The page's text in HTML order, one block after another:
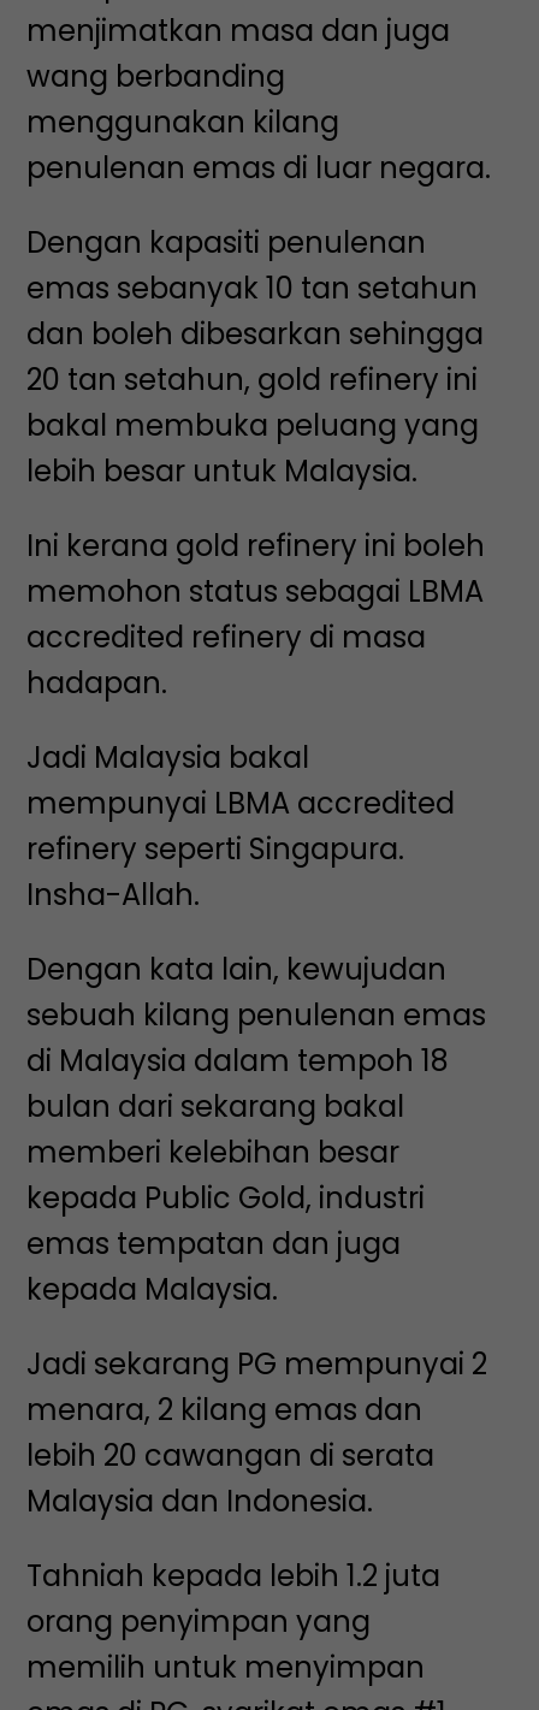
menjimatkan masa dan juga
wang berbanding
menggunakan kilang
penulenan emas di luar negara.
Dengan kapasiti penulenan
emas sebanyak 10 tan setahun
dan boleh dibesarkan sehingga
20 tan setahun, gold refinery ini
bakal membuka peluang yang
lebih besar untuk Malaysia.
Ini kerana gold refinery ini boleh
memohon status sebagai LBMA
accredited refinery di masa
hadapan.
Jadi Malaysia bakal
mempunyai LBMA accredited
refinery seperti Singapura.
Insha-Allah.
Dengan kata lain, kewujudan
sebuah kilang penulenan emas
di Malaysia dalam tempoh 18
bulan dari sekarang bakal
memberi kelebihan besar
kepada Public Gold, industri
emas tempatan dan juga
kepada Malaysia.
Jadi sekarang PG mempunyai 2
menara, 2 kilang emas dan
lebih 20 cawangan di serata
Malaysia dan Indonesia.
Tahniah kepada lebih 1.2 juta
orang penyimpan yang
memilih untuk menyimpan